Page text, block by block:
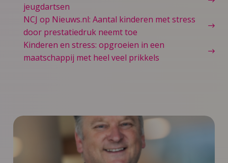
jeugdartsen
NCJ op Nieuws.nl: Aantal kinderen met stress
door prestatiedruk neemt toe
Kinderen en stress: opgroeien in een
maatschappij met heel veel prikkels